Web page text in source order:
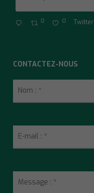
0 0 Twitter
CONTACTEZ-NOUS